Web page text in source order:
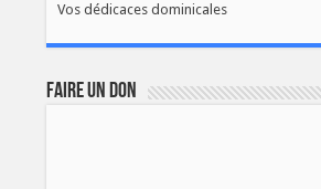
Vos dédicaces dominicales
FAIRE UN DON